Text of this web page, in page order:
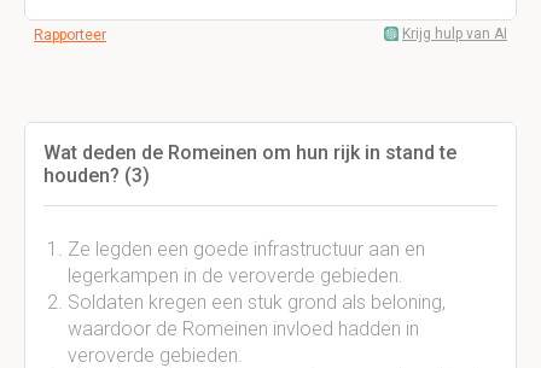
Rapporteer Krijg hulp van AI
Wat deden de Romeinen om hun rijk in stand te
houden? (3)
Ze legden een goede infrastructuur aan en
legerkampen in de veroverde gebieden.
Soldaten kregen een stuk grond als beloning,
waardoor de Romeinen invloed hadden in
veroverde gebieden.